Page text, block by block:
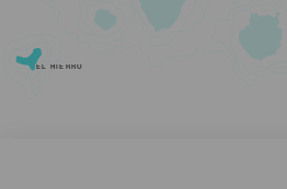
EL HIERRO